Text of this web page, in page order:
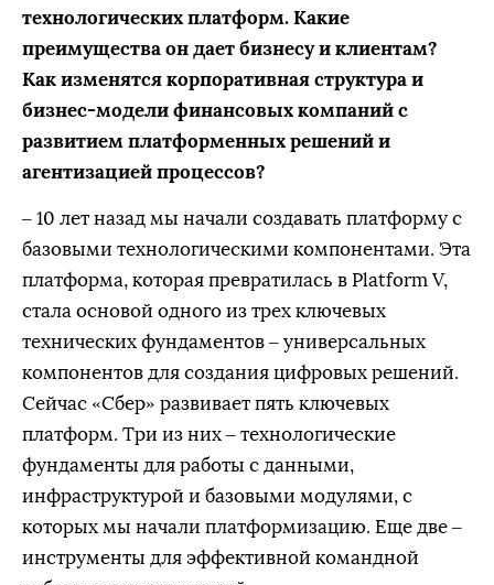
технологических платформ. Какие
преимущества он дает бизнесу и клиентам?
Как изменятся корпоративная структура и
бизнес-модели финансовых компаний с
развитием платформенных решений и
агентизацией процессов?
– 10 лет назад мы начали создавать платформу с
базовыми технологическими компонентами. Эта
платформа, которая превратилась в Platform V,
стала основой одного из трех ключевых
технических фундаментов – универсальных
компонентов для создания цифровых решений.
Сейчас «Сбер» развивает пять ключевых
платформ. Три из них – технологические
фундаменты для работы с данными,
инфраструктурой и базовыми модулями, с
которых мы начали платформизацию. Еще две –
инструменты для эффективной командной